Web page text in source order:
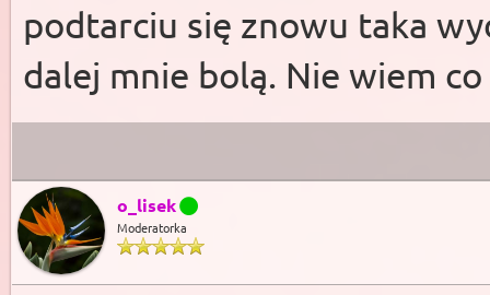
podtarciu się znowu taka
dalej mnie bolą. Nie wiem
o_lisek
Moderatorka